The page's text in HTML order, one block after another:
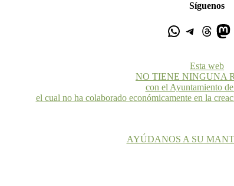
Síguenos
Esta web
NO TIENE NINGUNA
con el Ayuntamiento
el cual no ha colaborado económicamente en la
AYÚDANOS A SU